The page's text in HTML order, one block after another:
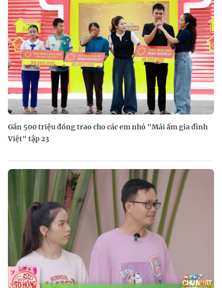
Gần 500 triệu đồng trao cho các em nhỏ "Mái ấm gia đình
Việt" tập 23